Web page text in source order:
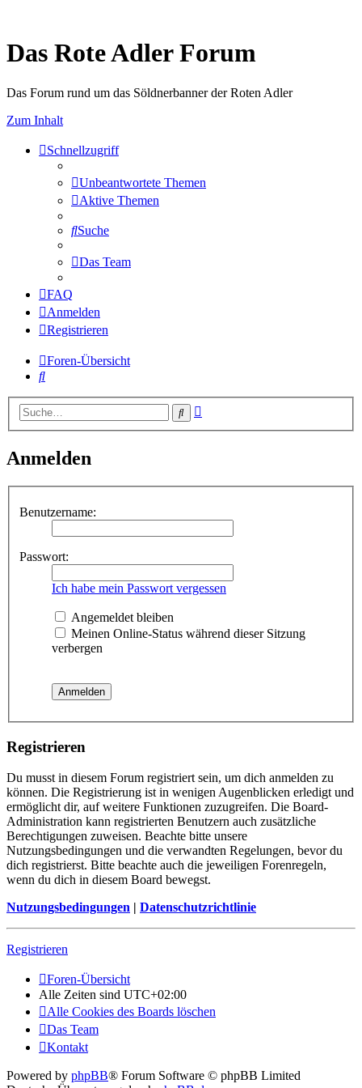
Das Rote Adler Forum
Das Forum rund um das Söldnerbanner der Roten Adler
Zum Inhalt
Schnellzugriff
Unbeantwortete Themen
Aktive Themen
Suche
Das Team
FAQ
Anmelden
Registrieren
Foren-Übersicht
Suche
Suche
Anmelden
Benutzername:
Passwort:
Ich habe mein Passwort vergessen
Angemeldet bleiben
Meinen Online-Status während dieser Sitzung
verbergen
Registrieren
Du musst in diesem Forum registriert sein, um dich anmelden zu
können. Die Registrierung ist in wenigen Augenblicken erledigt und
ermöglicht dir, auf weitere Funktionen zuzugreifen. Die Board-
Administration kann registrierten Benutzern auch zusätzliche
Berechtigungen zuweisen. Beachte bitte unsere
Nutzungsbedingungen und die verwandten Regelungen, bevor du
dich registrierst. Bitte beachte auch die jeweiligen Forenregeln,
wenn du dich in diesem Board bewegst.
Nutzungsbedingungen | Datenschutzrichtlinie
Registrieren
Foren-Übersicht
Alle Zeiten sind UTC+02:00
Alle Cookies des Boards löschen
Das Team
Kontakt
Powered by phpBB® Forum Software © phpBB Limited